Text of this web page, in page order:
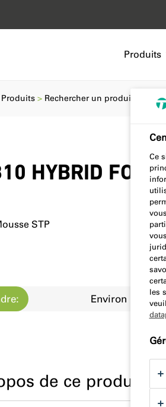
Produits
HYBRID FOAM
STP
Produits Rechercher un produit
Environ
de ce produit
Ce
les